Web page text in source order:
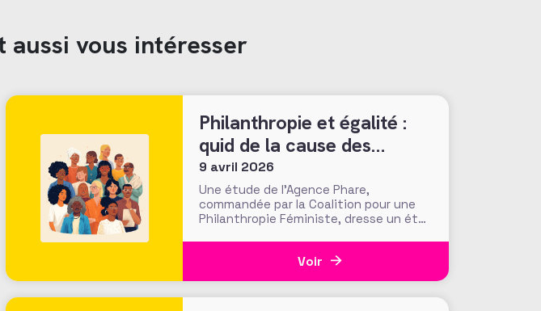
aussi vous intéresser
Philanthropie et égalité :
quid de la cause des
femmes ?
9 avril 2026
Une étude de l’Agence Phare,
commandée par la Coalition pour une
Philanthropie Féministe, dresse un état
France. Présentés le 24 mars dernier
Voir